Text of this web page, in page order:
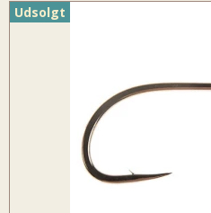
Udsolgt